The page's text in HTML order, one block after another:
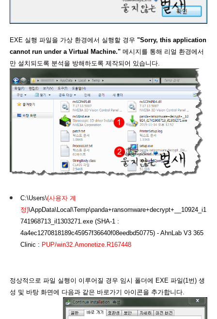
EXE 실행 파일을 가상 환경에서 실행할 경우 "Sorry, this application
cannot run under a Virtual Machine." 메시지를 통해 리얼 환경에서
만 설치되도록 분석을 방해하도록 제작되어 있습니다.
C:\Users\(사용자 계
정)\AppData\Local\Temp\panda+ransomware+decrypt+__10924_i1
741968713_il1303271.exe (SHA-1 :
4a4ec1270818189c45957f36640f08eedbd50775) - AhnLab V3 365
Clinic : PUP/win32.Amonetize.R167448
정상적으로 파일 실행이 이루어질 경우 임시 폴더에 EXE 파일(1번) 생
성 및 바탕 화면에 다음과 같은 바로가기 아이콘을 추가합니다.